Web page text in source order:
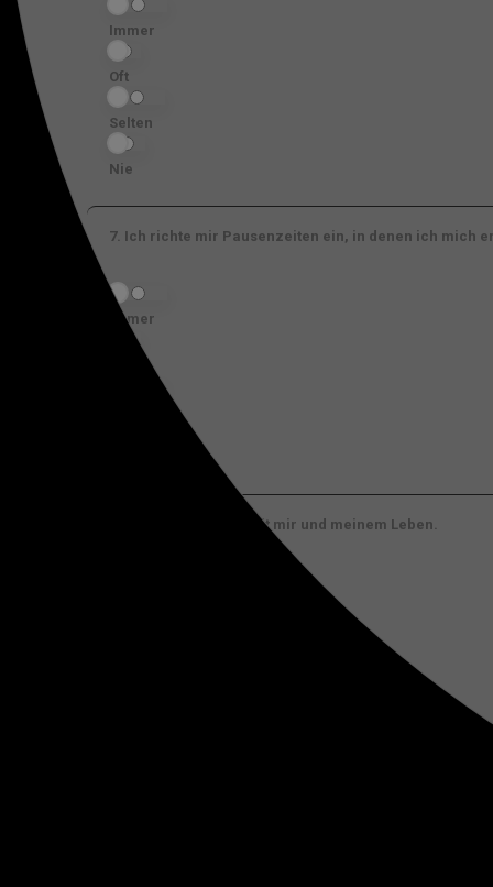
Immer
Oft
Selten
Nie
7. Ich richte mir Pausenzeiten ein, in denen ich mich
Immer
Ich bin zufrieden mit mir und meinem Leben.